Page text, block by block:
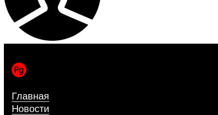
Главная
Новости